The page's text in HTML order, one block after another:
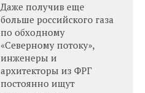
Даже получив еще
больше российского газа
по обходному
«Северному потоку»,
инженеры и
архитекторы из ФРГ
постоянно ищут